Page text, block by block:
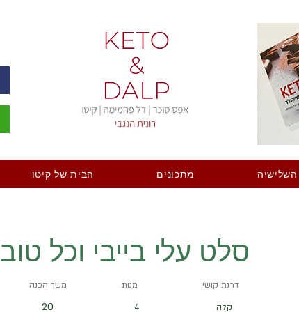
השלישיה מתכונים הבית של קיטו
סלט עלי בייבי וכל טוב
משך הכנה
20
מנות
4
דרגת קושי
קלה